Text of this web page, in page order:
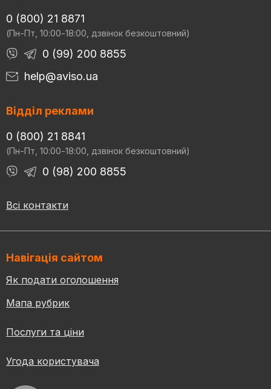
0 (800) 21 8871
(Пн-Пт, 10:00-18:00, дзвінок безкоштовний)
0 (99) 200 8855
help@aviso.ua
Відділ реклами
0 (800) 21 8841
(Пн-Пт, 10:00-18:00, дзвінок безкоштовний)
0 (98) 200 8855
Всі контакти
Навігація сайтом
Як подати оголошення
Мапа рубрик
Послуги та ціни
Угода користувача